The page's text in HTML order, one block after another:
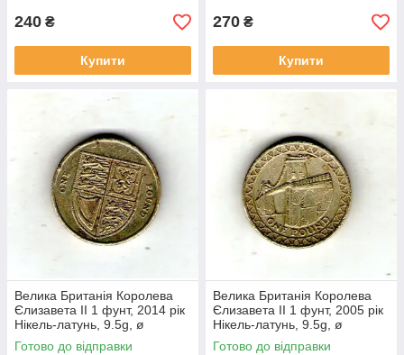
240 ₴
Купити
270 ₴
Купити
Велика Британія Королева
Єлизавета II 1 фунт, 2014 рік
Нікель-латунь, 9.5g, ø
22.5mm №1957
Готово до відправки
Велика Британія Королева
Єлизавета II 1 фунт, 2005 рік
Нікель-латунь, 9.5g, ø
22.5mm №1951
Готово до відправки